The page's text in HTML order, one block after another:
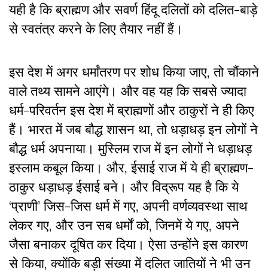
यही है कि ब्राह्मण और सवर्ण हिंदू दलितों को दलित-बाड़े
से स्वतंत्र करने के लिए तैयार नहीं हैं।
इस देश में अगर धर्मांतरण पर शोध किया जाए, तो चौंकाने
वाले तथ्य सामने आएंगे। और वह यह कि सबसे ज्यादा
धर्म-परिवर्तन इस देश में ब्राह्मणों और ठाकुरों ने ही किए
हैं। भारत में जब बौद्ध शासन था, तो धड़ाधड़ इन लोगों ने
बौद्ध धर्म अपनाया। मुस्लिम राज में इन लोगों ने धड़ाधड़
इस्लाम कबूल किया। और, ईसाई राज में ये ही ब्राह्मण-
ठाकुर धड़ाधड़ ईसाई बने। और विद्रूप यह है कि ये
‘प्राणी’ जिस-जिस धर्म में गए, अपनी वर्णव्यवस्था साथ
लेकर गए, और उन सब धर्मों को, जिनमें ये गए, अपने
जैसा बनाकर दूषित कर दिया। ऐसा उन्होंने इस कारण
से किया, क्योंकि बड़ी संख्या में दलित जातियों ने भी उन